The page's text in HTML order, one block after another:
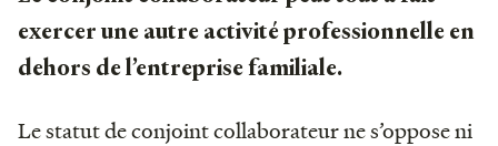
exercer une autre activité professionnelle en
dehors de l’entreprise familiale.
Le statut de conjoint collaborateur ne s’oppose ni